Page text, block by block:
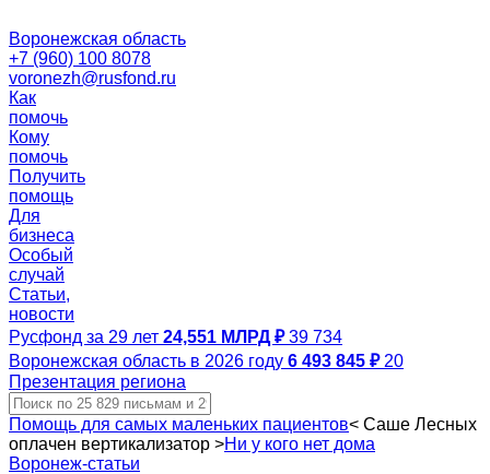
Воронежская область
+7 (960) 100 8078
voronezh@rusfond.ru
Как
помочь
Кому
помочь
Получить
помощь
Для
бизнеса
Особый
случай
Статьи,
новости
Русфонд за 29 лет 24,551 МЛРД ₽ 39 734
Воронежская область в 2026 году 6 493 845 ₽ 20
Презентация региона
Помощь для самых маленьких пациентов< Саше Лесных
оплачен вертикализатор >Ни у кого нет дома
Воронеж-статьи